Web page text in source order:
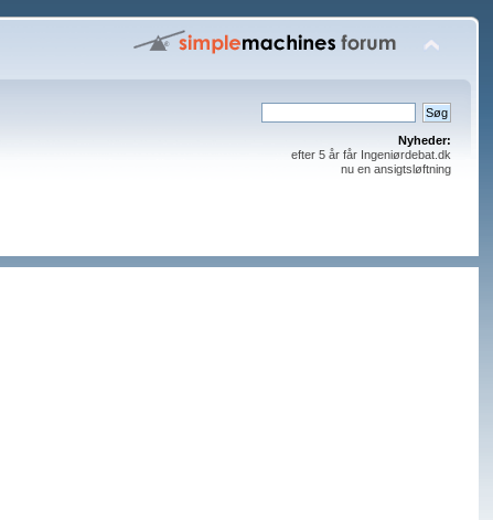
Nyheder:
efter 5 år får Ingeniørdebat.dk
nu en ansigtsløftning